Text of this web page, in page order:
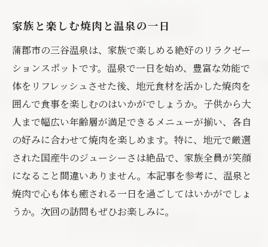
家族と楽しむ焼肉と温泉の一日
蒲郡市の三谷温泉は、家族で楽しめる絶好のリラクゼー
ションスポットです。温泉で一日を始め、豊富な効能で
体をリフレッシュさせた後、地元食材を活かした焼肉を
囲んで食事を楽しむのはいかがでしょうか。子供から大
人まで幅広い年齢層が満足できるメニューが揃い、各自
の好みに合わせて焼肉を楽しめます。特に、地元で厳選
された国産牛のジューシーさは絶品で、家族全員が笑顔
になること間違いありません。本記事を参考に、温泉と
焼肉で心も体も癒される一日を過ごしてはいかがでしょ
うか。次回の訪問もぜひお楽しみに。